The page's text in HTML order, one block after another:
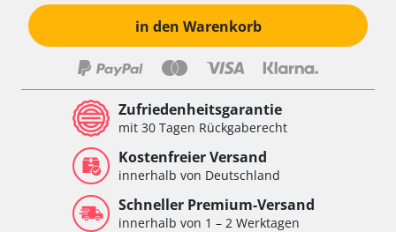
in den Warenkorb
Zufriedenheitsgarantie
mit 30 Tagen Rückgaberecht
Kostenfreier Versand
innerhalb von Deutschland
Schneller Premium-Versand
innerhalb von 1 – 2 Werktagen